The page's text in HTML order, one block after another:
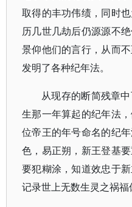
取得的丰功伟绩，同时
历几世几劫后仍源源不
景仰他们的言行，从而
发明了各种纪年法。
从现存的断简残章
生那一年算起的纪年法
位帝王的年号命名的纪
色，易正朔，新王登基
要犯糊涂，知道效忠于
记录世上无数生灵之祸福